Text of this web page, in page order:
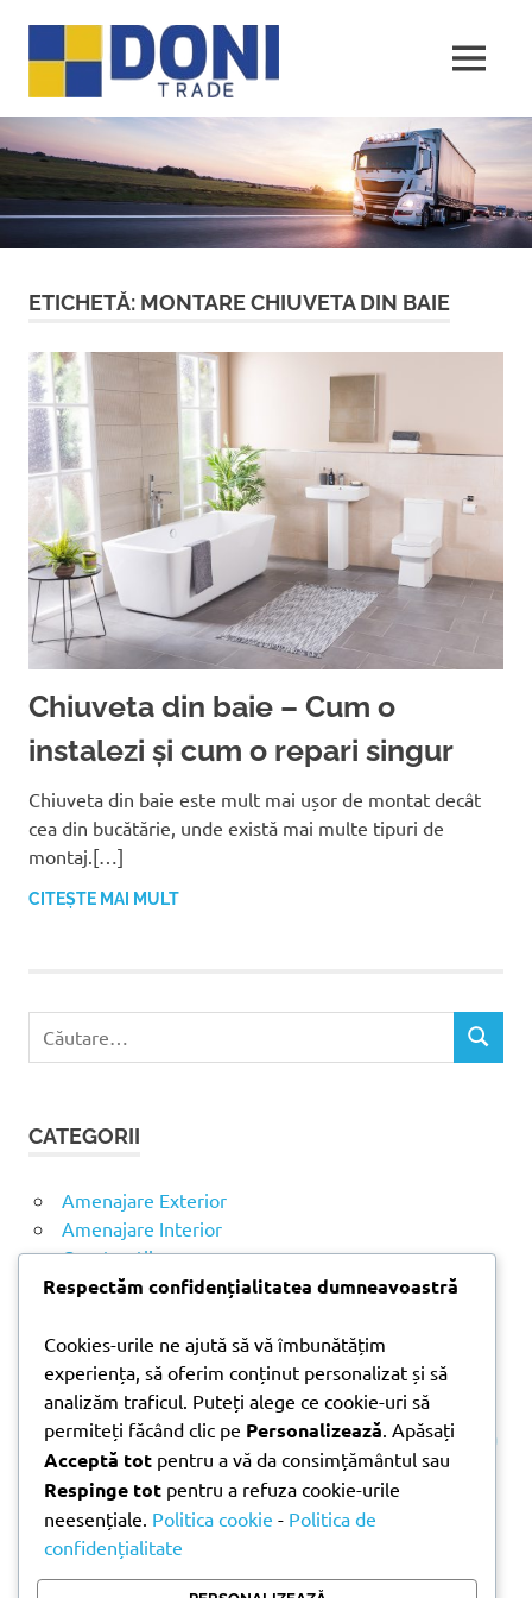
conținut
MENU
ETICHETĂ: MONTARE CHIUVETA DIN BAIE
Chiuveta din baie – Cum o
instalezi și cum o repari singur
Chiuveta din baie este mult mai ușor de montat decât
cea din bucătărie, unde există mai multe tipuri de
montaj.[…]
CITEȘTE MAI MULT
ă
u
p
ă
C
CATEGORII
Amenajare Exterior
Amenajare Interior
Construcții
Noutăți
ARTICOLE RECENTE
Parchet laminat sau SPC? Diferențele care contează
Materiale pentru zidărie – avantajele fiecărei soluții
și când se folosesc
Ghid practic pentru alegerea vopselei lavabile
pentru fiecare încăpere
Produse indispensabile pentru lucrările de
Respectăm confidențialitatea dumneavoastră
Cookies-urile ne ajută să vă îmbunătățim
experiența, să oferim conținut personalizat și să
analizăm traficul. Puteți alege ce cookie-uri să
permiteți făcând clic pe Personalizează . Apăsați
Acceptă tot pentru a vă da consimțământul sau
Respinge tot pentru a refuza cookie-urile
neesențiale. Politica cookie - Politica de
confidențialitate